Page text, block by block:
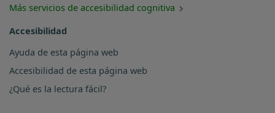
Más servicios de accesibilidad cognitiva
Accesibilidad
Ayuda de esta página web
Accesibilidad de esta página web
¿Qué es la lectura fácil?